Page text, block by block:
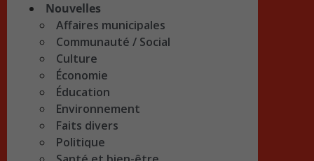
Nouvelles
Affaires municipales
Communauté / Social
Culture
Économie
Éducation
Environnement
Faits divers
Politique